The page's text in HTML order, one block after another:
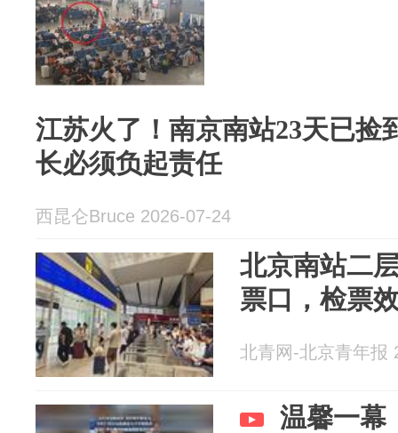
江苏火了！南京南站23天已捡
长必须负起责任
西昆仑Bruce 2026-07-24
北京南站二
票口，检票
北青网-北京青年报
温馨一幕